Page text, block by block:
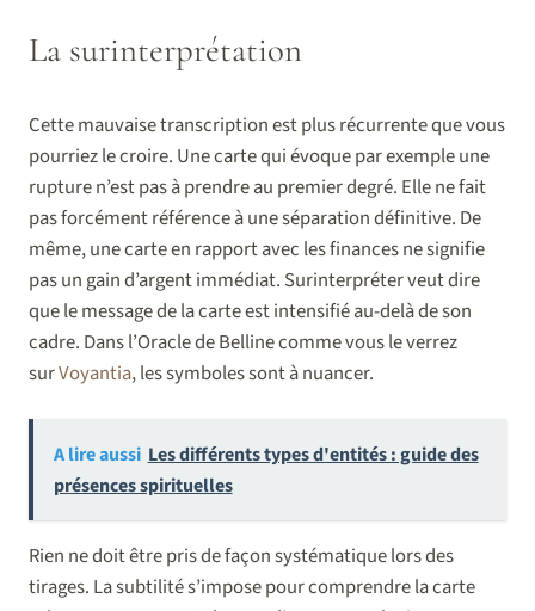
La surinterprétation
Cette mauvaise transcription est plus récurrente que vous
pourriez le croire. Une carte qui évoque par exemple une
rupture n’est pas à prendre au premier degré. Elle ne fait
pas forcément référence à une séparation définitive. De
même, une carte en rapport avec les finances ne signifie
pas un gain d’argent immédiat. Surinterpréter veut dire
que le message de la carte est intensifié au-delà de son
cadre. Dans l’Oracle de Belline comme vous le verrez
surVoyantia, les symboles sont à nuancer.
A lire aussi Les différents types d'entités : guide des
présences spirituelles
Rien ne doit être pris de façon systématique lors des
tirages. La subtilité s’impose pour comprendre la carte